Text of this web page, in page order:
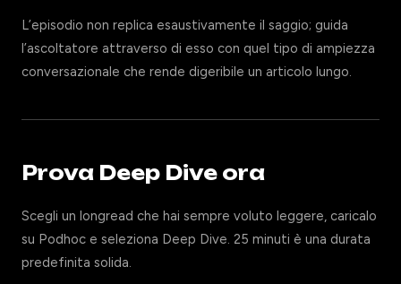
L’episodio non replica esaustivamente il saggio; guida
l’ascoltatore attraverso di esso con quel tipo di ampiezza
conversazionale che rende digeribile un articolo lungo.
Prova Deep Dive ora
Scegli un longread che hai sempre voluto leggere, caricalo
su Podhoc e seleziona Deep Dive. 25 minuti è una durata
predefinita solida.